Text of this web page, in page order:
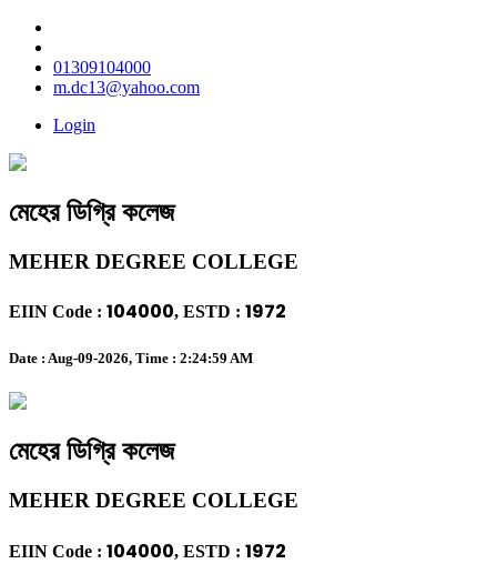
01309104000
m.dc13@yahoo.com
Login
মেহের ডিগ্রি কলেজ
MEHER DEGREE COLLEGE
EIIN Code : 104000, ESTD : 1972
Date : Aug-09-2026, Time : 2:24:59 AM
মেহের ডিগ্রি কলেজ
MEHER DEGREE COLLEGE
EIIN Code : 104000, ESTD : 1972